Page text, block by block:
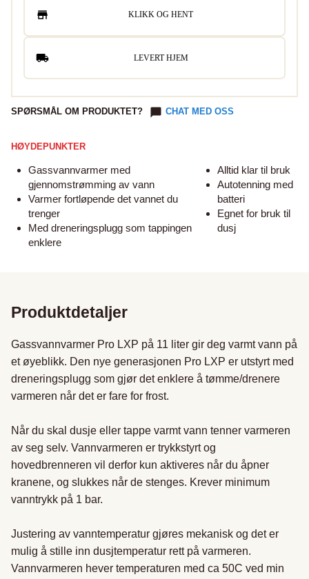
KLIKK OG HENT
LEVERT HJEM
SPØRSMÅL OM PRODUKTET? CHAT MED OSS
HØYDEPUNKTER
Gassvannvarmer med
gjennomstrømming av vann
Varmer fortløpende det vannet du
trenger
Med dreneringsplugg som tappingen
enklere
Alltid klar til bruk
Autotenning med
batteri
Egnet for bruk til
dusj
Produktdetaljer
Gassvannvarmer Pro LXP på 11 liter gir deg varmt vann på
et øyeblikk. Den nye generasjonen Pro LXP er utstyrt med
dreneringsplugg som gjør det enklere å tømme/drenere
varmeren når det er fare for frost.
Når du skal dusje eller tappe varmt vann tenner varmeren
av seg selv. Vannvarmeren er trykkstyrt og
hovedbrenneren vil derfor kun aktiveres når du åpner
kranene, og slukkes når de stenges. Krever minimum
vanntrykk på 1 bar.
Justering av vanntemperatur gjøres mekanisk og det er
mulig å stille inn dusjtemperatur rett på varmeren.
Vannvarmeren hever temperaturen med ca 50C ved min